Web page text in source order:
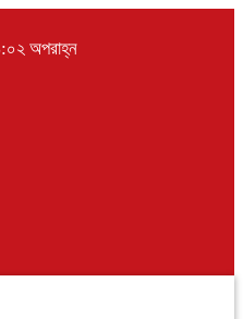
অপরাহ্ন